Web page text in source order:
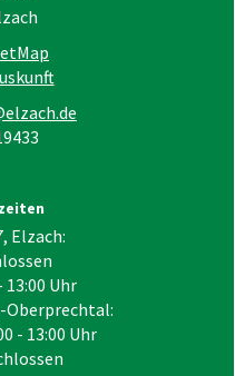
Elzach:
13:00 Uhr
Oberprechtal:
- 13:00 Uhr